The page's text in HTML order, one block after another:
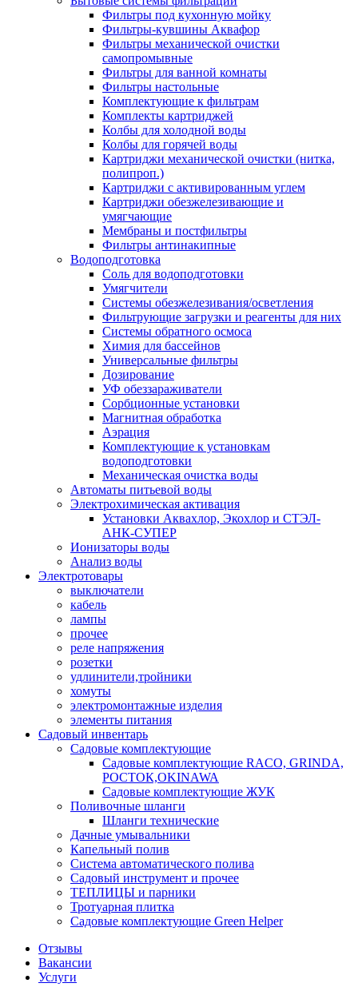
Фильтры под кухонную мойку
Фильтры-кувшины Аквафор
Фильтры механической очистки
самопромывные
Фильтры для ванной комнаты
Фильтры настольные
Комплектующие к фильтрам
Комплекты картриджей
Колбы для холодной воды
Колбы для горячей воды
Картриджи механической очистки (нитка,
полипроп.)
Картриджи с активированным углем
Картриджи обезжелезивающие и
умягчающие
Мембраны и постфильтры
Фильтры антинакипные
Водоподготовка
Соль для водоподготовки
Умягчители
Системы обезжелезивания/осветления
Фильтрующие загрузки и реагенты для них
Системы обратного осмоса
Химия для бассейнов
Универсальные фильтры
Дозирование
УФ обеззараживатели
Сорбционные установки
Магнитная обработка
Аэрация
Комплектующие к установкам
водоподготовки
Механическая очистка воды
Автоматы питьевой воды
Электрохимическая активация
Установки Аквахлор, Экохлор и СТЭЛ-
АНК-СУПЕР
Ионизаторы воды
Анализ воды
Электротовары
выключатели
кабель
лампы
прочее
реле напряжения
розетки
удлинители,тройники
хомуты
электромонтажные изделия
элементы питания
Садовый инвентарь
Садовые комплектующие
Садовые комплектующие RACO, GRINDA,
РОСТОК,OKINAWA
Садовые комплектующие ЖУК
Поливочные шланги
Шланги технические
Дачные умывальники
Капельный полив
Система автоматического полива
Садовый инструмент и прочее
ТЕПЛИЦЫ и парники
Тротуарная плитка
Садовые комплектующие Green Helper
Отзывы
Вакансии
Услуги